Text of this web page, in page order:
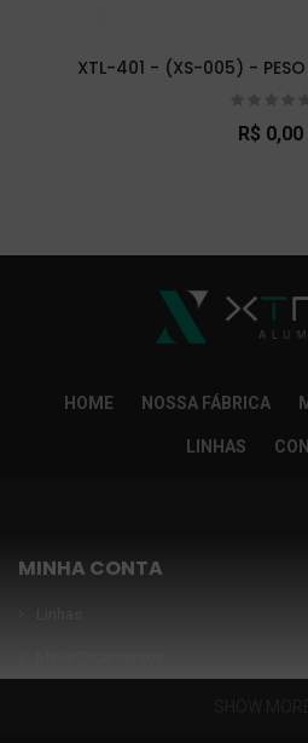
XTL-401 - (XS-005) -
R$ 0,00
HOME NOSSA FÁBRICA
LINHAS
MINHA CONTA